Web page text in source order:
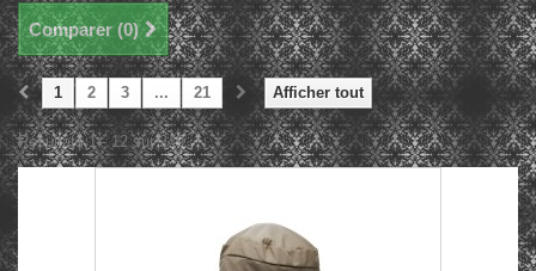
Comparer (0)
Afficher tout
1 2 3 ... 21
Résultats 1 - 12 sur 249.